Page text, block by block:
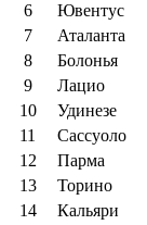
6
Ювентус
7
Аталанта
8
Болонья
9
Лацио
10
Удинезе
11
Сассуоло
12
Парма
13
Торино
14
Кальяри